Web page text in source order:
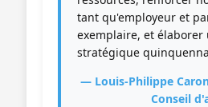
tant qu'employeur et
exemplaire, et élaborer
stratégique
— Louis-Philippe
Conseil